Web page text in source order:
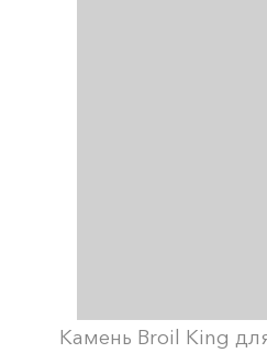
Камень Broil King